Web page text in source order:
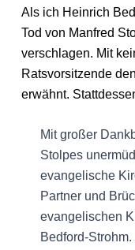
Als ich Heinrich
Tod von Manfred
verschlagen. Mit
Ratsvorsitzende
erwähnt.
Mit großer
Stolpes
evangelische
Partner und
evangelischen
Bedford-